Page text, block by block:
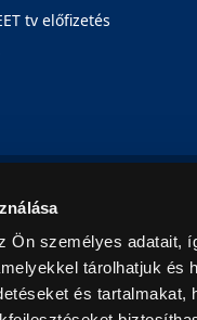
Ön személyes adatait,
tárolhatjuk és
és tartalmakat,
tv előfizetés